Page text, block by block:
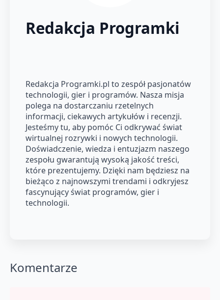
Redakcja Programki
Redakcja Programki.pl to zespół pasjonatów
technologii, gier i programów. Nasza misja
polega na dostarczaniu rzetelnych
informacji, ciekawych artykułów i recenzji.
Jesteśmy tu, aby pomóc Ci odkrywać świat
wirtualnej rozrywki i nowych technologii.
Doświadczenie, wiedza i entuzjazm naszego
zespołu gwarantują wysoką jakość treści,
które prezentujemy. Dzięki nam będziesz na
bieżąco z najnowszymi trendami i odkryjesz
fascynujący świat programów, gier i
technologii.
Komentarze